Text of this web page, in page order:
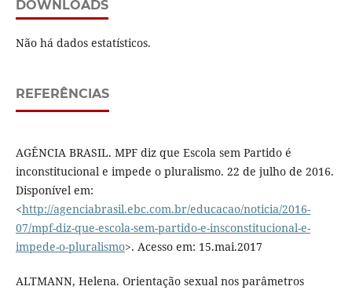
DOWNLOADS
Não há dados estatísticos.
REFERÊNCIAS
AGÊNCIA BRASIL. MPF diz que Escola sem Partido é
inconstitucional e impede o pluralismo. 22 de julho de 2016.
Disponível em:
<http://agenciabrasil.ebc.com.br/educacao/noticia/2016-
07/mpf-diz-que-escola-sem-partido-e-insconstitucional-e-
impede-o-pluralismo>. Acesso em: 15.mai.2017
ALTMANN, Helena. Orientação sexual nos parâmetros